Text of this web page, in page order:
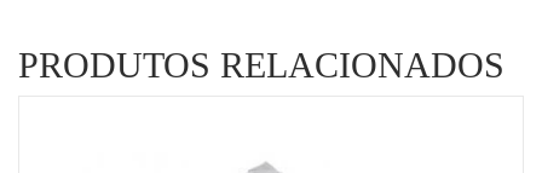
PRODUTOS RELACIONADOS